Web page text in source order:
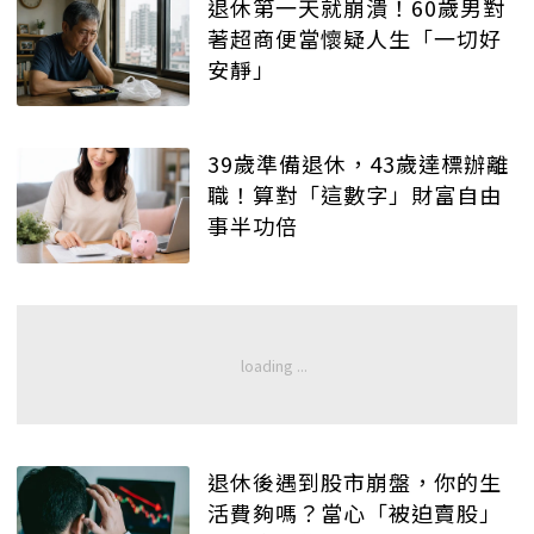
退休第一天就崩潰！60歲男對
著超商便當懷疑人生「一切好
安靜」
39歲準備退休，43歲達標辦離
職！算對「這數字」財富自由
事半功倍
退休後遇到股市崩盤，你的生
活費夠嗎？當心「被迫賣股」